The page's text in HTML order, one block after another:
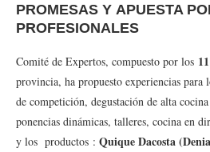
PROMESAS Y APUESTA
PROFESIONALES
Comité de Expertos, compuesto por los
provincia, ha propuesto experiencias para
de competición, degustación de alta
ponencias dinámicas, talleres, cocina en
y los productos : Quique Dacosta